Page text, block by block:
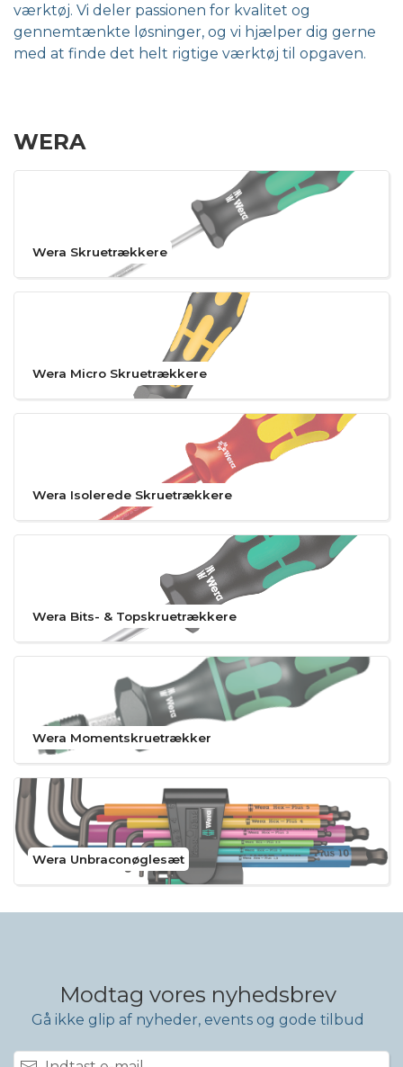
værktøj. Vi deler passionen for kvalitet og
gennemtænkte løsninger, og vi hjælper dig gerne
med at finde det helt rigtige værktøj til opgaven.
WERA
Wera Skruetrækkere
Wera Micro Skruetrækkere
Wera Isolerede Skruetrækkere
Wera Bits- & Topskruetrækkere
Wera Momentskruetrækker
Wera Unbraconøglesæt
Modtag vores nyhedsbrev
Gå ikke glip af nyheder, events og gode tilbud